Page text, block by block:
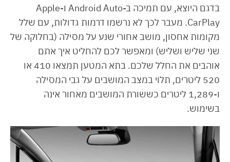
בדגם היוצא, עם תמיכה ב-Android Auto ו-Apple
CarPlay. מעבר לכך לא נרשמו דרמות גדולות, עם שלל
מקומות אחסון, מושב אחורי שנע על מסילה (בחלוקה של
שני שליש ושליש) ומאפשר לכם להחליט איך אתם
אוהבים את החלל שלכם. בתא המטען תמצאו 410 או
520 ליטרים, תלוי במצב המושבים על גבי המסילה
ו-1,289 ליטרים כששורת המושבים מאחור אינה
בשימוש.